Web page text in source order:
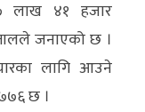
लाख ४१ हजार
जनाएको छ ।
लागि आउने
छ ।